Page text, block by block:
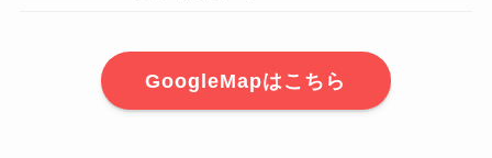
GoogleMapはこちら